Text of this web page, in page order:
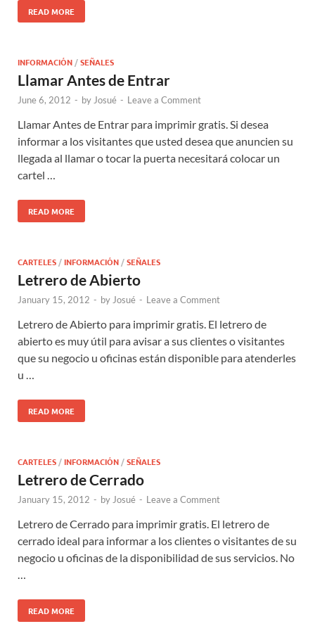
READ MORE
INFORMACIÓN /SEÑALES
Llamar Antes de Entrar
June 6, 2012 - by Josué - Leave a Comment
Llamar Antes de Entrar para imprimir gratis. Si desea
informar a los visitantes que usted desea que anuncien su
llegada al llamar o tocar la puerta necesitará colocar un
cartel …
READ MORE
CARTELES /INFORMACIÓN /SEÑALES
Letrero de Abierto
January 15, 2012 - by Josué - Leave a Comment
Letrero de Abierto para imprimir gratis. El letrero de
abierto es muy útil para avisar a sus clientes o visitantes
que su negocio u oficinas están disponible para atenderles
u …
READ MORE
CARTELES /INFORMACIÓN /SEÑALES
Letrero de Cerrado
January 15, 2012 - by Josué - Leave a Comment
Letrero de Cerrado para imprimir gratis. El letrero de
cerrado ideal para informar a los clientes o visitantes de su
negocio u oficinas de la disponibilidad de sus servicios. No
…
READ MORE